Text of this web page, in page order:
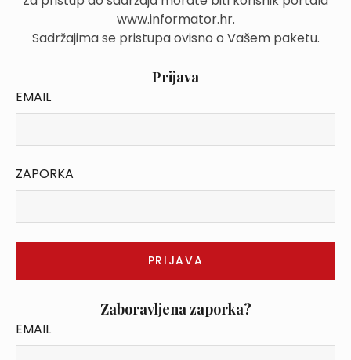
www.informator.hr.
Sadržajima se pristupa ovisno o Vašem paketu.
Prijava
EMAIL
ZAPORKA
Zaboravljena zaporka?
EMAIL